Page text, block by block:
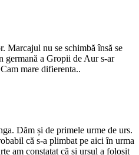
Marcajul nu se schimbă însă se
germană a Gropii de Aur s-ar
mare difierenta..
Dăm și de primele urme de urs.
că s-a plimbat pe aici în urma
am constatat că și ursul a folosit